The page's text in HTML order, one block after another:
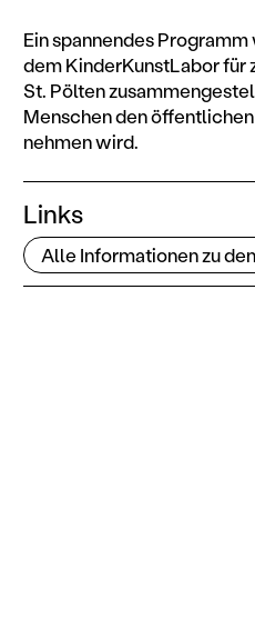
Ein spannendes
dem KinderKunstLabor für
St. Pölten
Menschen den
nehmen wird.
Links